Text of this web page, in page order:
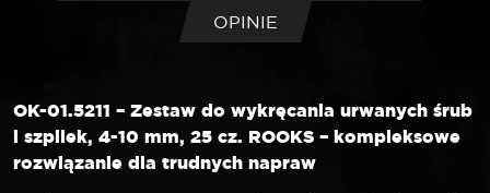
OPINIE
OK-01.5211 – Zestaw do wykręcania urwanych śrub
i szpilek, 4-10 mm, 25 cz. ROOKS – kompleksowe
rozwiązanie dla trudnych napraw